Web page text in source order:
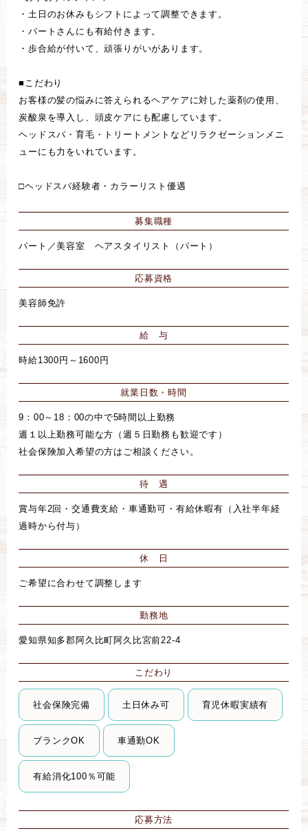
・土日のお休みもシフトによって調整できます。
・パートさんにも有給付きます。
・歩合給が付いて、頑張りがいがあります。
■こだわり
お客様の髪の悩みに答えられるヘアケアに対した薬剤の使用、
炭酸泉を導入し、頭皮ケアにも配慮しています。
ヘッドスパ・育毛・トリートメントなどリラクゼーションメニ
ューにも力をいれています。
□ヘッドスパ経験者・カラーリスト優遇
募集職種
パート／美容室 ヘアスタイリスト（パート）
応募資格
美容師免許
給 与
時給1300円～1600円
就業日数・時間
9：00～18：00の中で5時間以上勤務
週１以上勤務可能な方（週５日勤務も歓迎です）
社会保険加入希望の方はご相談ください。
待 遇
賞与年2回・交通費支給・車通勤可・有給休暇有（入社半年経
過時から付与）
休 日
ご希望に合わせて調整します
勤務地
愛知県知多郡阿久比町阿久比宮前22-4
こだわり
社会保険完備 土日休み可 育児休暇実績有
ブランクOK 車通勤OK
有給消化100％可能
応募方法